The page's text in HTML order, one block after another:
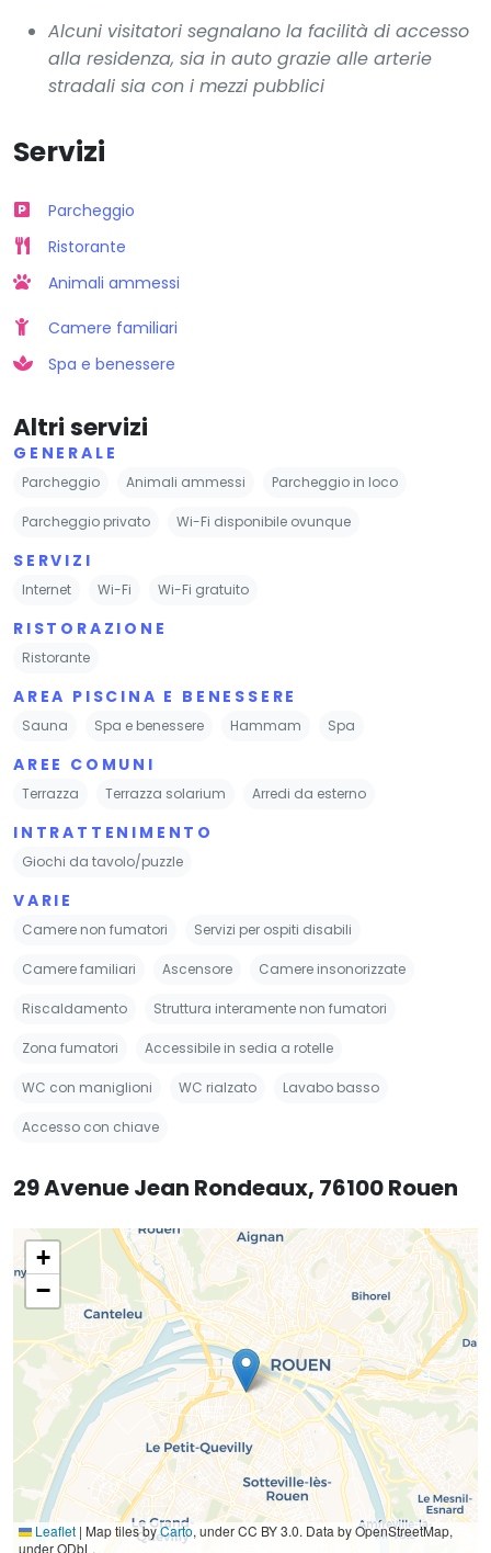
Alcuni visitatori segnalano la facilità di accesso
alla residenza, sia in auto grazie alle arterie
stradali sia con i mezzi pubblici
Servizi
Parcheggio
Ristorante
Animali ammessi
Camere familiari
Spa e benessere
Altri servizi
GENERALE
Parcheggio Animali ammessi Parcheggio in loco
Parcheggio privato Wi-Fi disponibile ovunque
SERVIZI
Internet Wi-Fi Wi-Fi gratuito
RISTORAZIONE
Ristorante
AREA PISCINA E BENESSERE
Sauna Spa e benessere Hammam Spa
AREE COMUNI
Terrazza Terrazza solarium Arredi da esterno
INTRATTENIMENTO
Giochi da tavolo/puzzle
VARIE
Camere non fumatori Servizi per ospiti disabili
Camere familiari Ascensore Camere insonorizzate
Riscaldamento Struttura interamente non fumatori
Zona fumatori Accessibile in sedia a rotelle
WC con maniglioni WC rialzato Lavabo basso
Accesso con chiave
29 Avenue Jean Rondeaux, 76100 Rouen
+
−
Leaflet | Map tiles byCarto, under CC BY 3.0. Data by OpenStreetMap,
under ODbL.